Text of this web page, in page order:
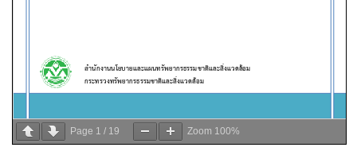
Page 1 / 19 Zoom 100%